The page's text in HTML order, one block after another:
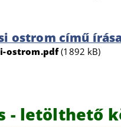
ostrom című
ostrom.pdf(1892 kB)
- letölthető